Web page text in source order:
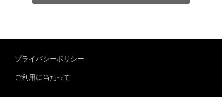
プライバシーポリシー
ご利用に当たって